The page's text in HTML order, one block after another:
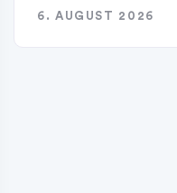
6. AUGUST 2026